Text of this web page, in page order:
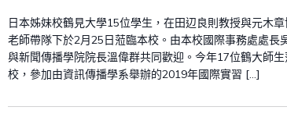
日本姊妹校鶴見大學15位學生，在田辺良則教授與元木
老師帶隊下於2月25日蒞臨本校。由本校國際事務處處長
與新聞傳播學院院長溫偉群共同歡迎。今年17位鶴大師
校，參加由資訊傳播學系舉辦的2019年國際實習 […]